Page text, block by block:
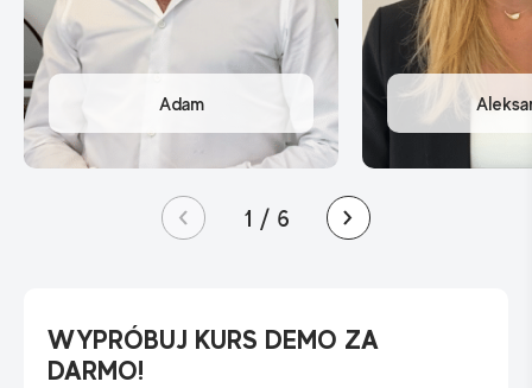
1 / 6
WYPRÓBUJ KURS DEMO ZA
DARMO!